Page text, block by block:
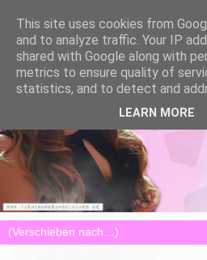
This site uses cookies from
and to analyze traffic. Your IP
shared with Google along with
metrics to ensure quality of
statistics, and to detect and
LEARN MORE